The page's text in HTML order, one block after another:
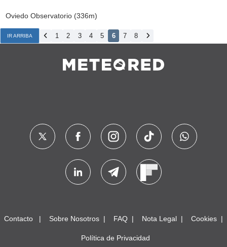
Oviedo Observatorio (336m)
IR ARRIBA 1 2 3 4 5 6 7 8
Contacto Sobre Nosotros FAQ Nota Legal Cookies
Política de Privacidad